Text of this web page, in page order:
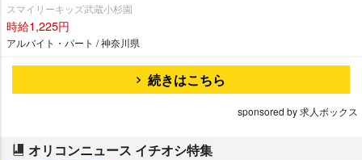
スマイリーキッズ武蔵小杉園
時給1,225円
アルバイト・パート / 神奈川県
続きはこちら
sponsored by 求人ボックス
オリコンニュース イチオシ特集